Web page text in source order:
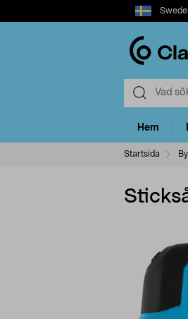
Select
market
Hem
Startsida